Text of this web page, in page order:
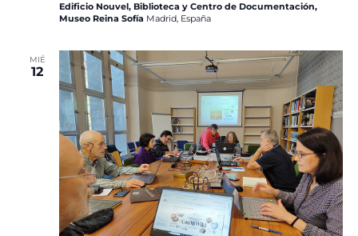
Edificio Nouvel, Biblioteca y Centro de Documentación,
Museo Reina Sofía Madrid, España
MIÉ
12